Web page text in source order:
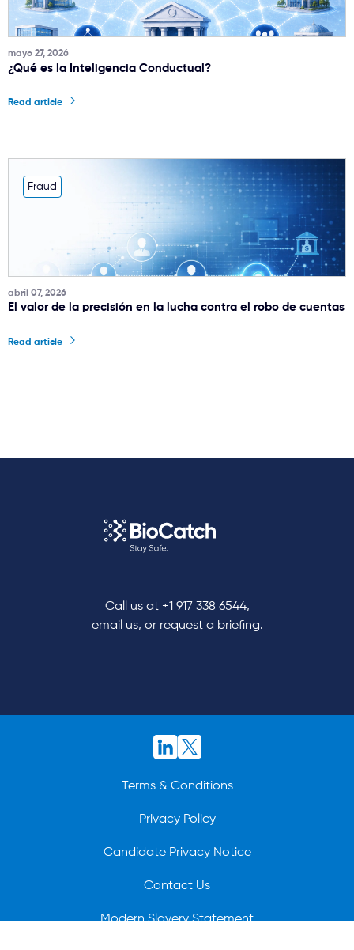
mayo 27, 2026
¿Qué es la Inteligencia Conductual?
Read article
Fraud
abril 07, 2026
El valor de la precisión en la lucha contra el robo de cuentas
Read article
Call us at +1 917 338 6544,
email us, or request a briefing.
Terms & Conditions
Privacy Policy
Candidate Privacy Notice
Contact Us
Modern Slavery Statement